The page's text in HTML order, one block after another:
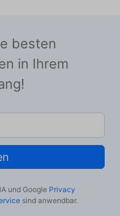
besten
in Ihrem
und Google Privacy
sind anwendbar.